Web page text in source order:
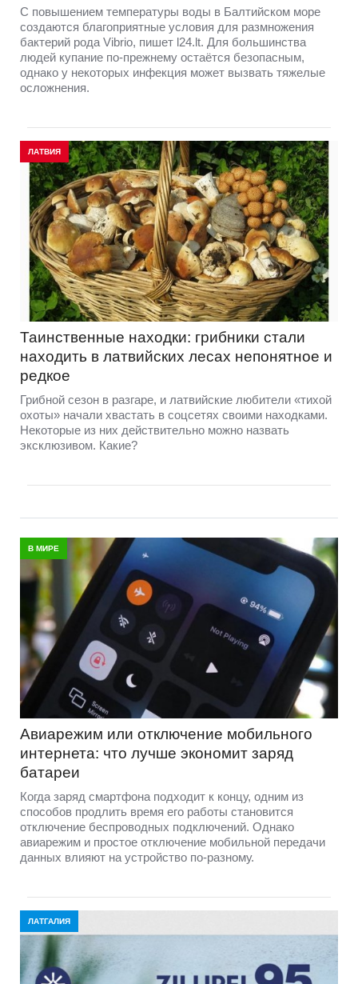
С повышением температуры воды в Балтийском море
создаются благоприятные условия для размножения
бактерий рода Vibrio, пишет l24.lt. Для большинства
людей купание по-прежнему остаётся безопасным,
однако у некоторых инфекция может вызвать тяжелые
осложнения.
ЛАТВИЯ
Таинственные находки: грибники стали
находить в латвийских лесах непонятное и
редкое
Грибной сезон в разгаре, и латвийские любители «тихой
охоты» начали хвастать в соцсетях своими находками.
Некоторые из них действительно можно назвать
эксклюзивом. Какие?
В МИРЕ
Авиарежим или отключение мобильного
интернета: что лучше экономит заряд
батареи
Когда заряд смартфона подходит к концу, одним из
способов продлить время его работы становится
отключение беспроводных подключений. Однако
авиарежим и простое отключение мобильной передачи
данных влияют на устройство по-разному.
ЛАТГАЛИЯ